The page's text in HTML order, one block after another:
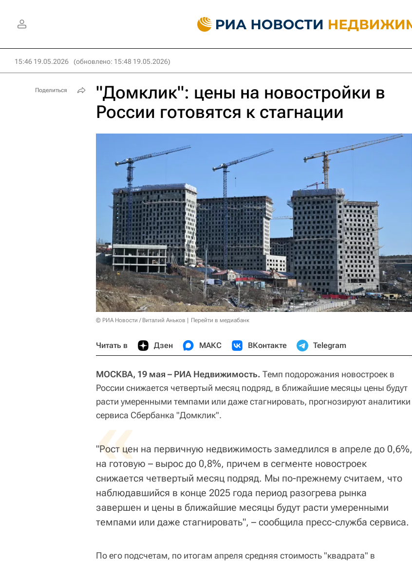
15:46 19.05.2026 (обновлено: 15:48 19.05.2026)
"Домклик": цены на новостройки в
России готовятся к стагнации
© РИА Новости / Виталий Аньков Перейти в медиабанк
Читать в Дзен МАКС ВКонтакте Telegram
МОСКВА, 19 мая – РИА Недвижимость. Темп подорожания новостроек в
России снижается четвертый месяц подряд, в ближайшие месяцы цены будут
расти умеренными темпами или даже стагнировать, прогнозируют аналитики
сервиса Сбербанка "Домклик".
«
"Рост цен на первичную недвижимость замедлился в апреле до 0,6%,
на готовую – вырос до 0,8%, причем в сегменте новостроек
снижается четвертый месяц подряд. Мы по-прежнему считаем, что
наблюдавшийся в конце 2025 года период разогрева рынка
завершен и цены в ближайшие месяцы будут расти умеренными
темпами или даже стагнировать", – сообщила пресс-служба сервиса.
По его подсчетам, по итогам апреля средняя стоимость "квадрата" в
Поделиться